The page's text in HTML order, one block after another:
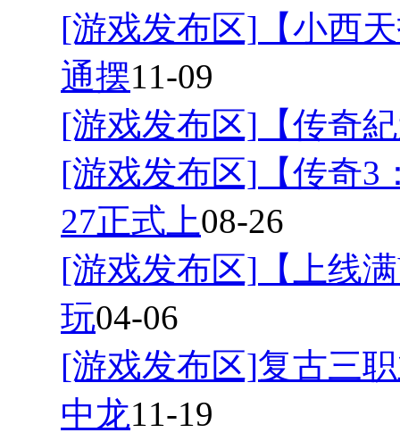
[游戏发布区] 【小西
通摆11-09
[游戏发布区] 【传奇
[游戏发布区] 【传奇
27正式上08-26
[游戏发布区] 【上线
玩04-06
[游戏发布区]复古三
中龙11-19